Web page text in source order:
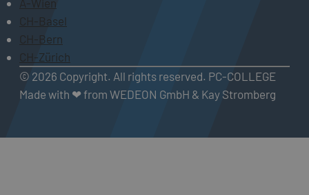
A-Wien
CH-Basel
CH-Bern
CH-Zürich
© 2026 Copyright. All rights reserved. PC-COLLEGE
Made with ❤ from WEDEON GmbH & Kay Stromberg